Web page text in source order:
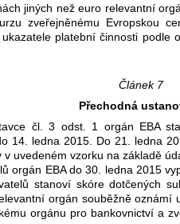
jiných než euro relevantní
zveřejněnému Evropskou
platební činnosti podle
Článek 7
Přechodná
čl. 3 odst. 1 orgán EBA
14. ledna 2015. Do 21. ledna
uvedeném vzorku na základě
orgán EBA do 30. ledna 2015
stanoví skóre dotčených
orgán souběžně oznámí
orgánu pro bankovnictví a